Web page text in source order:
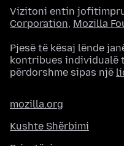
Vizitoni entin
Corporation, Mozilla
Pjesë të kësaj lënde
kontribues individualë
përdorshme sipas një
mozilla.org
Kushte Shërbimi